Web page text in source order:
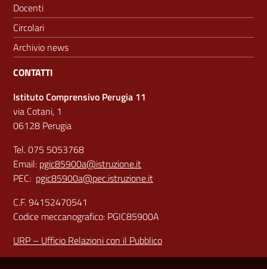
Docenti
Circolari
Archivio news
CONTATTI
Istituto Comprensivo Perugia 11
via Cotani, 1
06128 Perugia
Tel. 075 5053768
Email: pgic85900a@istruzione.it
PEC: pgic85900a@pec.istruzione.it
C.F. 94152470541
Codice meccanografico: PGIC85900A
URP – Ufficio Relazioni con il Pubblico